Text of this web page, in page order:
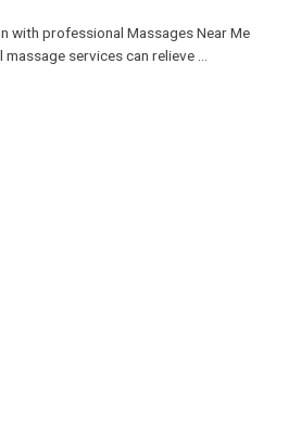
with professional Massages Near Me
services can relieve ...